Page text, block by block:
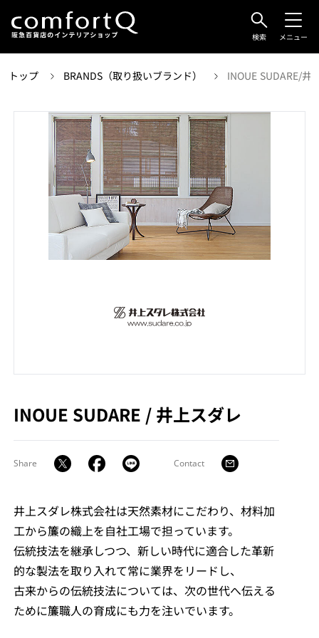
検索 メニュー
トップ BRANDS（取り扱いブランド） INOUE SUDARE/井
INOUE SUDARE / 井上スダレ
Share Contact
井上スダレ株式会社は天然素材にこだわり、材料加
工から簾の織上を自社工場で担っています。
伝統技法を継承しつつ、新しい時代に適合した革新
的な製法を取り入れて常に業界をリードし、
古来からの伝統技法については、次の世代へ伝える
ために簾職人の育成にも力を注いでいます。